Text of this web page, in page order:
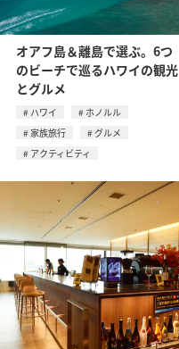
オアフ島＆離島で選ぶ。6つ
のビーチで巡るハワイの観光
とグルメ
ハワイ
ホノルル
家族旅行
グルメ
アクティビティ